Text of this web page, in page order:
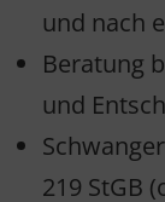
und nach
Beratung
und
219 StGB